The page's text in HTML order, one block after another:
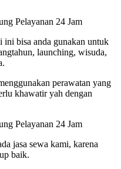
bisa anda gunakan untuk
launching, wisuda,
perawatan yang
khawatir yah dengan
jasa sewa kami, karena
baik.